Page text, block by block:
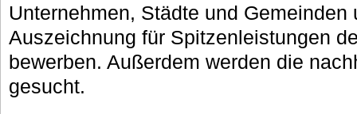
Unternehmen, Städte und Gemeinden
Auszeichnung für Spitzenleistungen
bewerben. Außerdem werden die
gesucht.